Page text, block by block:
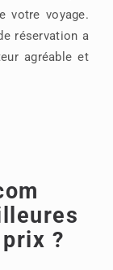
votre voyage.
réservation a
agréable et
?